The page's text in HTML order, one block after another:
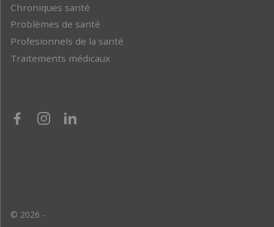
Chroniques santé
Problèmes de santé
Profesionnels de la santé
Traitements médicaux
© 2026 -